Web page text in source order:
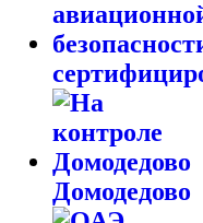
Домодедово